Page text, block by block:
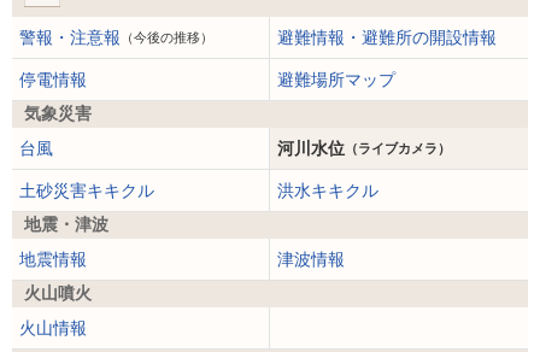
警報・注意報 （今後の推移） 避難情報・避難所の開設情報
停電情報
避難場所マップ
気象災害
台風
河川水位 （ライブカメラ）
土砂災害キキクル
洪水キキクル
地震・津波
地震情報
津波情報
火山噴火
火山情報